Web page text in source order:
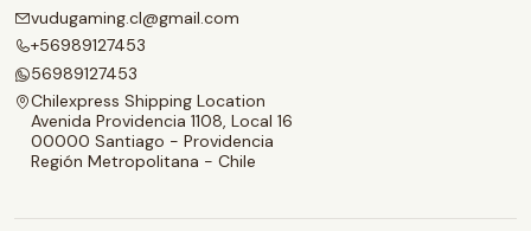
vudugaming.cl@gmail.com
+56989127453
56989127453
Chilexpress Shipping Location
Avenida Providencia 1108, Local 16
00000 Santiago - Providencia
Región Metropolitana - Chile